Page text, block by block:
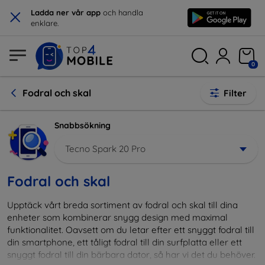
× Ladda ner vår app och handla
enklare.
0
Fodral och skal Filter
Snabbsökning
Tecno Spark 20 Pro
Fodral och skal
Upptäck vårt breda sortiment av fodral och skal till dina
enheter som kombinerar snygg design med maximal
funktionalitet. Oavsett om du letar efter ett snyggt fodral till
din smartphone, ett tåligt fodral till din surfplatta eller ett
snyggt fodral till din bärbara dator, så har vi det du behöver.